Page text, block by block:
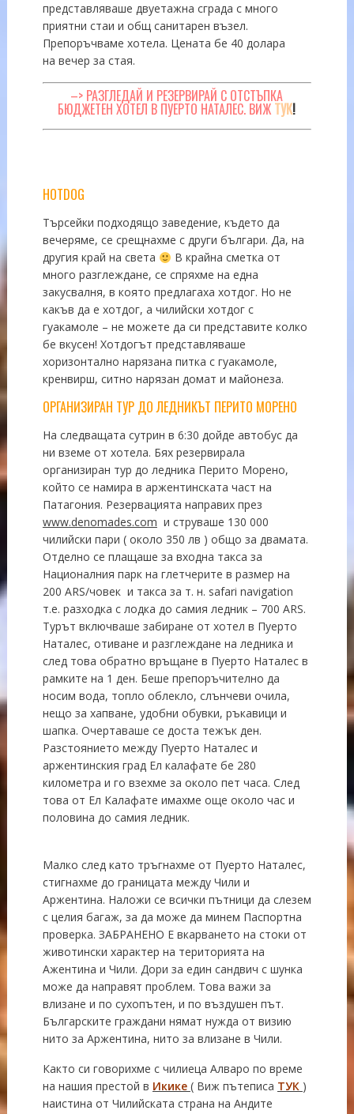
представляваше двуетажна сграда с много
приятни стаи и общ санитарен възел.
Препоръчваме хотела. Цената бе 40 долара
на вечер за стая.
–> РАЗГЛЕДАЙ И РЕЗЕРВИРАЙ С ОТСТЪПКА
БЮДЖЕТЕН ХОТЕЛ В ПУЕРТО НАТАЛЕС. ВИЖ ТУК!
HOTDOG
Търсейки подходящо заведение, където да
вечеряме, се срещнахме с други българи. Да, на
другия край на света
В крайна сметка от
много разглеждане, се спряхме на една
закусвалня, в която предлагаха хотдог. Но не
какъв да е хотдог, а чилийски хотдог с
гуакамоле – не можете да си представите колко
бе вкусен! Хотдогът представляваше
хоризонтално нарязана питка с гуакамоле,
кренвирш, ситно нарязан домат и майонеза.
ОРГАНИЗИРАН ТУР ДО ЛЕДНИКЪТ ПЕРИТО МОРЕНО
На следващата сутрин в 6:30 дойде автобус да
ни вземе от хотела. Бях резервирала
организиран тур до ледника Перито Морено,
който се намира в аржентинската част на
Патагония. Резервацията направих през
www.denomades.com и струваше 130 000
чилийски пари ( около 350 лв ) общо за двамата.
Отделно се плащаше за входна такса за
Националния парк на глетчерите в размер на
200 ARS/човек и такса за т. н. safari navigation
т.е. разходка с лодка до самия ледник – 700 ARS.
Турът включваше забиране от хотел в Пуерто
Наталес, отиване и разглеждане на ледника и
след това обратно връщане в Пуерто Наталес в
рамките на 1 ден. Беше препоръчително да
носим вода, топло облекло, слънчеви очила,
нещо за хапване, удобни обувки, ръкавици и
шапка. Очертаваше се доста тежък ден.
Разстоянието между Пуерто Наталес и
аржентинския град Ел калафате бе 280
километра и го взехме за около пет часа. След
това от Ел Калафате имахме още около час и
половина до самия ледник.
Малко след като тръгнахме от Пуерто Наталес,
стигнахме до границата между Чили и
Аржентина. Наложи се всички пътници да слезем
с целия багаж, за да може да минем Паспортна
проверка. ЗАБРАНЕНО Е вкарването на стоки от
животински характер на територията на
Ажентина и Чили. Дори за един сандвич с шунка
може да направят проблем. Това важи за
влизане и по сухопътен, и по въздушен път.
Българските граждани нямат нужда от визию
нито за Аржентина, нито за влизане в Чили.
Както си говорихме с чилиеца Алваро по време
на нашия престой в Икике ( Виж пътеписа ТУК )
наистина от Чилийската страна на Андите